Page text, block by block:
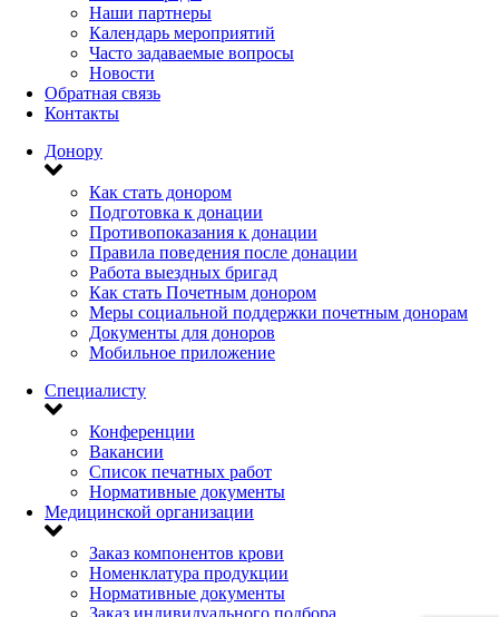
Наши партнеры
Календарь мероприятий
Часто задаваемые вопросы
Новости
Обратная связь
Контакты
Донору
Как стать донором
Подготовка к донации
Противопоказания к донации
Правила поведения после донации
Работа выездных бригад
Как стать Почетным донором
Меры социальной поддержки почетным донорам
Документы для доноров
Мобильное приложение
Специалисту
Конференции
Вакансии
Список печатных работ
Нормативные документы
Медицинской организации
Заказ компонентов крови
Номенклатура продукции
Нормативные документы
Заказ индивидуального подбора